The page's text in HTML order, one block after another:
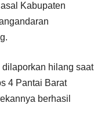
Kabupaten
hilang saat
4 Pantai Barat
berhasil